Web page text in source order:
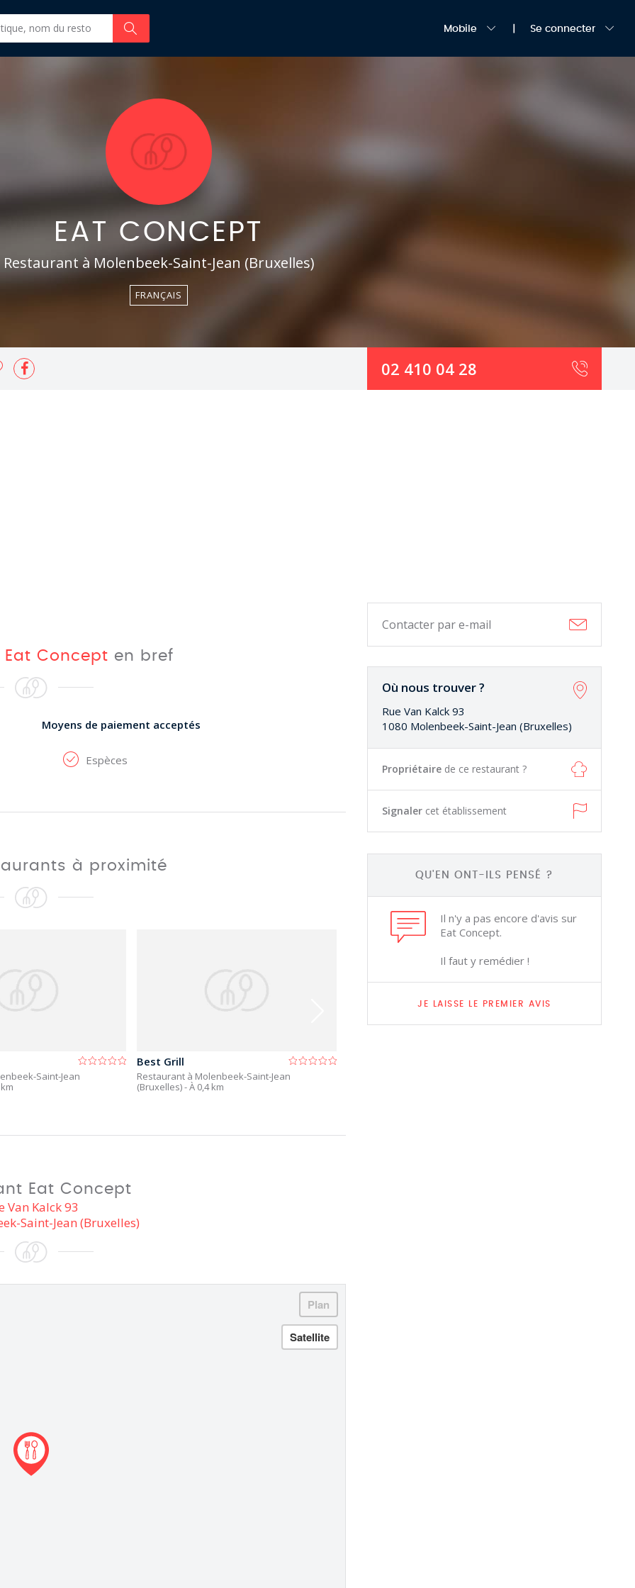
Mobile Se connecter
EAT CONCEPT
Restaurant à Molenbeek-Saint-Jean (Bruxelles)
FRANÇAIS
02 410 04 28
Contacter par e-mail
Où nous trouver ?
Rue Van Kalck 93
1080 Molenbeek-Saint-Jean (Bruxelles)
Propriétaire de ce restaurant ?
Signaler cet établissement
QU'EN ONT-ILS PENSÉ ?
Il n'y a pas encore d'avis sur
Eat Concept.
Il faut y remédier !
JE LAISSE LE PREMIER AVIS
Eat Concept en bref
Moyens de paiement acceptés
Espèces
à proximité
Saint-Jean
Best Grill
Restaurant à Molenbeek-Saint-Jean
(Bruxelles)- À 0,4 km
Eat Concept
Van Kalck 93
Saint-Jean (Bruxelles)